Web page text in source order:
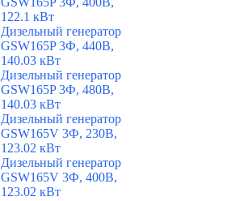
122.1 кВт
Дизельный генератор
GSW165P 3Ф, 440В,
140.03 кВт
Дизельный генератор
GSW165P 3Ф, 480В,
140.03 кВт
Дизельный генератор
GSW165V 3Ф, 230В,
123.02 кВт
Дизельный генератор
GSW165V 3Ф, 400В,
123.02 кВт